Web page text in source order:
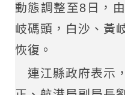
動態調整至8日，
岐碼頭，白沙、黃
恢復。
連江縣政府表示